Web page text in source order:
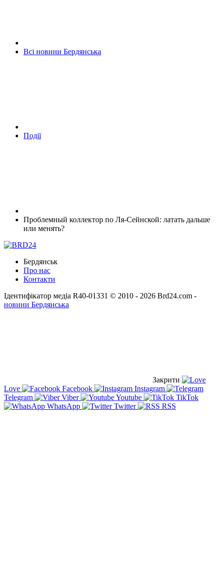
Всі новини Бердянська
Події
Проблемный коллектор по Ля-Сейнской: латать дальше
или менять?
Бердянськ
Про нас
Контакти
Ідентифікатор медіа R40-01331 © 2010 - 2026 Brd24.com -
новини Бердянська
Закрити
Love
Facebook
Instagram
Telegram
Viber Youtube
TikTok
WhatsApp
Twitter RSS